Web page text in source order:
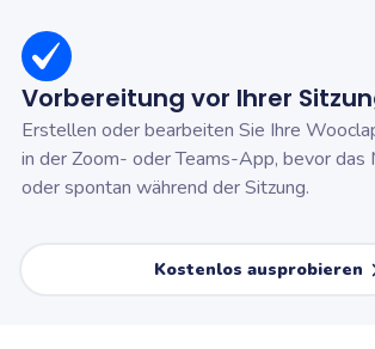
Vorbereitung vor Ihrer
Erstellen oder bearbeiten Sie Ihre
in der Zoom- oder Teams-App, bevor das
oder spontan während der Sitzung.
Kostenlos ausprobieren